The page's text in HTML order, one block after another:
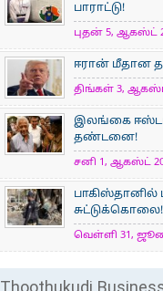
பாராட்டு!
புதன் 5, ஆகஸ்ட்
ஈரான் மீதான
திங்கள் 3, ஆகஸ்ட்
இலங்கை ஈஸ்டர்
தண்டனை!
சனி 1, ஆகஸ்ட்
பாகிஸ்தானில்
சுட்டுக்கொலை!
வெள்ளி 31, ஜூலை